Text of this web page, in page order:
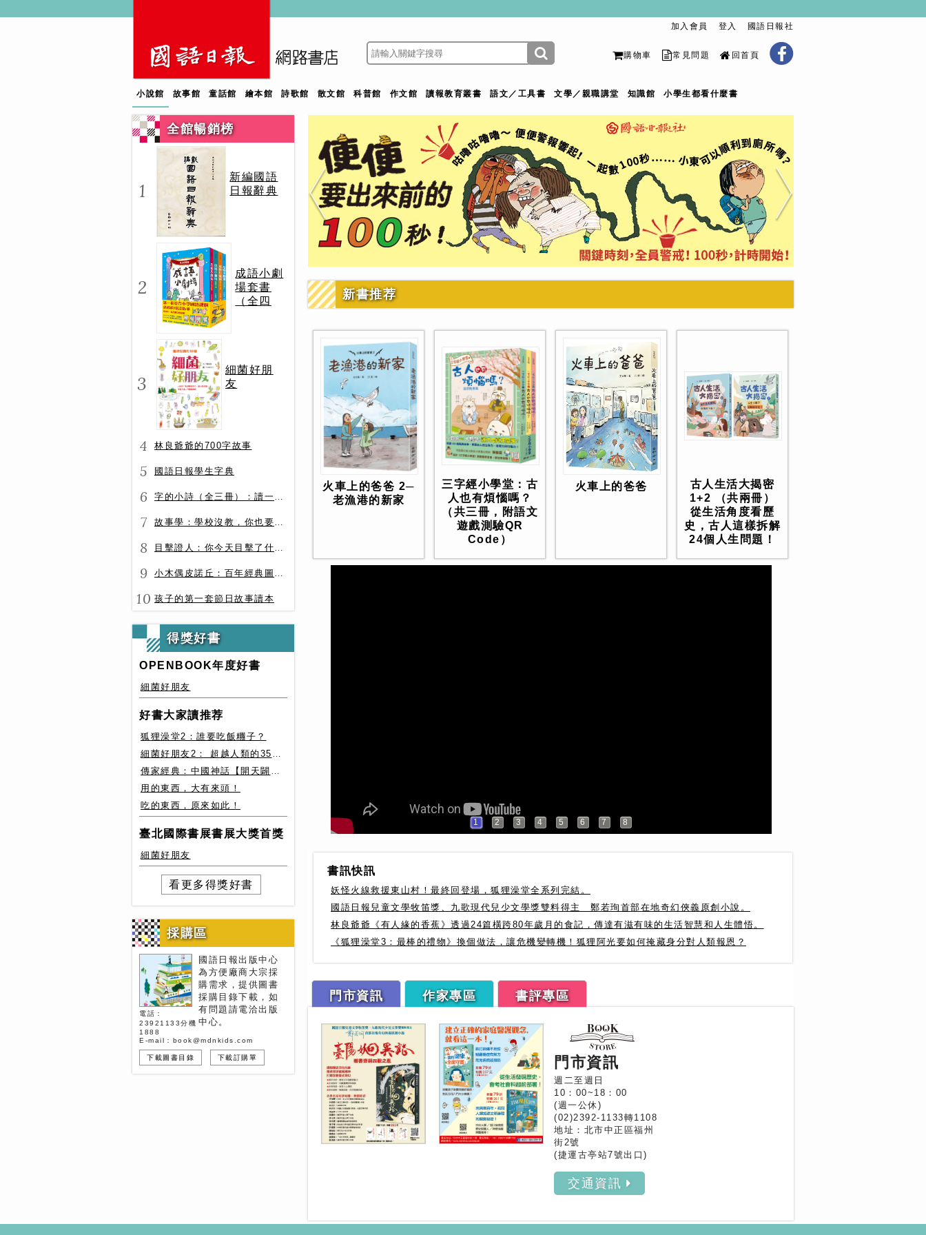
加入會員 登入 國語日報社
購物車 常見問題 回首頁
小說館 故事館 童話館 繪本館 詩歌館 散文館 科普館 作文館 讀報教育叢書 語文／工具書 文學／親職講堂 知識館 小學生都看什麼書
全館暢銷榜
1
新編國語
日報辭典
2
成語小劇
場套書
（全四
3
細菌好朋
友
4 林良爺爺的700字故事
5 國語日報學生字典
6 字的小詩（全三冊）：讀一首詩，交一個字朋友（字字小宇宙+字字看心情+字字有意思）
7 故事學：學校沒教，你也要會的表達力
8 目擊證人：你今天目擊了什麼？
9 小木偶皮諾丘：百年經典圖文全譯版
10 孩子的第一套節日故事讀本
得獎好書
OPENBOOK年度好書
細菌好朋友
好書大家讀推荐
狐狸澡堂2：誰要吃飯糰子？
細菌好朋友2： 超越人類的35種細菌生存絕技
傳家經典：中國神話【開天闢地篇】盤古、女媧還有奇珍異獸
用的東西，大有來頭！
吃的東西，原來如此！
臺北國際書展書展大獎首獎
細菌好朋友
看更多得獎好書
採購區
國語日報出版中心
為方便廠商大宗採
購需求，提供圖書
採購目錄下載，如
有問題請電洽出版
中心。
電話：
23921133分機
1888
E-mail：book@mdnkids.com
下載圖書目錄 下載訂購單
新書推荐
火車上的爸爸 2─
老漁港的新家
三字經小學堂：古
人也有煩惱嗎？
（共三冊，附語文
遊戲測驗QR
Code）
火車上的爸爸
古人生活大揭密
1+2 （共兩冊）
從生活角度看歷
史，古人這樣拆解
24個人生問題！
1 2 3 4 5 6 7 8
書訊快訊
妖怪火線救援東山村！最終回登場，狐狸澡堂全系列完結。
國語日報兒童文學牧笛獎、九歌現代兒少文學獎雙料得主 鄭若珣首部在地奇幻俠義原創小說。
林良爺爺《有人緣的香蕉》透過24篇橫跨80年歲月的食記，傳達有滋有味的生活智慧和人生體悟。
《狐狸澡堂3：最棒的禮物》換個做法，讓危機變轉機！狐狸阿光要如何掩藏身分對人類報恩？
門市資訊 作家專區 書評專區
門市資訊
週二至週日
10：00~18：00
(週一公休)
(02)2392-1133轉1108
地址：北市中正區福州
街2號
(捷運古亭站7號出口)
交通資訊